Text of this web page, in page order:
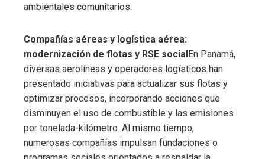
ambientales comunitarios.
Compañías aéreas y logística aérea:
modernización de flotas y RSE socialEn Panamá,
diversas aerolíneas y operadores logísticos han
presentado iniciativas para actualizar sus flotas y
optimizar procesos, incorporando acciones que
disminuyen el uso de combustible y las emisiones
por tonelada-kilómetro. Al mismo tiempo,
numerosas compañías impulsan fundaciones o